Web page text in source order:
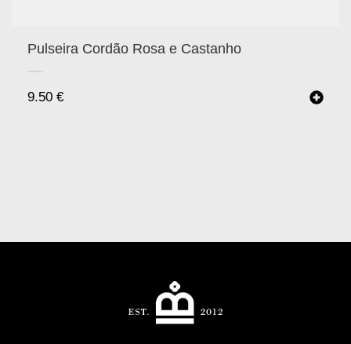
Pulseira Cordão Rosa e Castanho
9.50 €